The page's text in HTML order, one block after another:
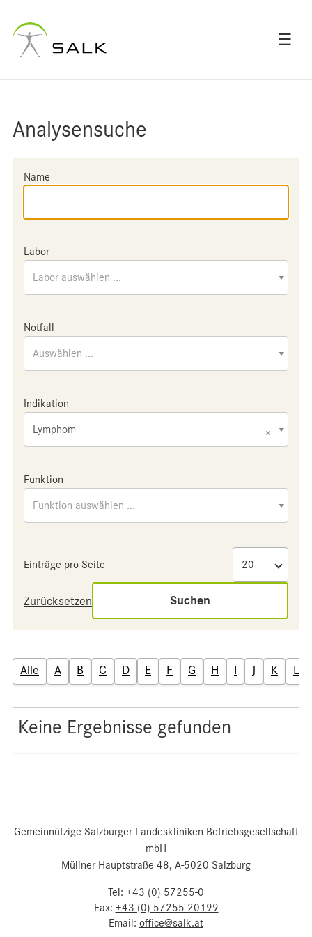
☰
Analysensuche
Name
Labor
Labor auswählen ...
Notfall
Auswählen ...
Indikation
×
Lymphom
Funktion
Funktion auswählen ...
Einträge pro Seite
Zurücksetzen Suchen
Alle A B C D E F G H I J K L
Keine Ergebnisse gefunden
Gemeinnützige Salzburger Landeskliniken Betriebsgesellschaft
mbH
Müllner Hauptstraße 48, A-5020 Salzburg
Tel: +43 (0) 57255-0
Fax: +43 (0) 57255-20199
Email: office@salk.at